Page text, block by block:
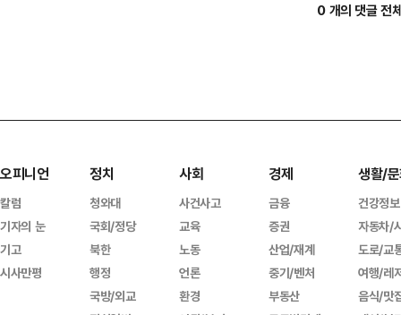
0 개의 댓글 전
오피니언
칼럼
기자의 눈
기고
시사만평
정치
청와대
국회/정당
북한
행정
국방/외교
사회
사건사고
교육
노동
언론
환경
경제
금융
증권
산업/재계
중기/벤처
부동산
생활/
건강정보
자동차/
도로/교
여행/레
음식/맛